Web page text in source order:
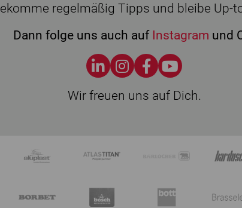
regelmäßig Tipps und bleibe Up-
Dann folge uns auch auf Instagram und
Wir freuen uns auf Dich.